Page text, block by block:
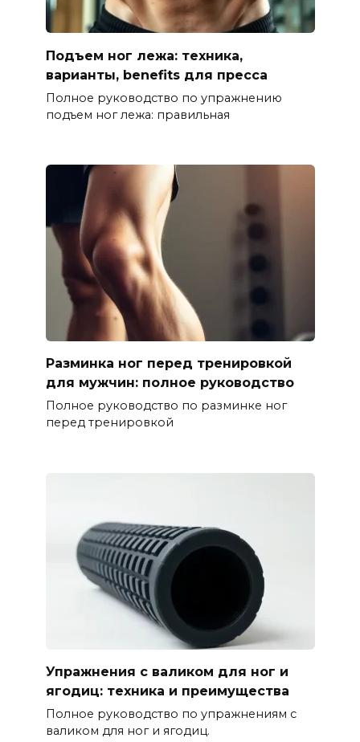
Подъем ног лежа: техника,
варианты, benefits для пресса
Полное руководство по упражнению
подъем ног лежа: правильная
Разминка ног перед тренировкой
для мужчин: полное руководство
Полное руководство по разминке ног
перед тренировкой
Упражнения с валиком для ног и
ягодиц: техника и преимущества
Полное руководство по упражнениям с
валиком для ног и ягодиц.